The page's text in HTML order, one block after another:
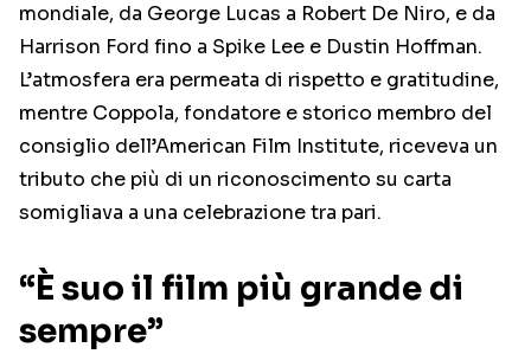
mondiale, da George Lucas a Robert De Niro, e da
Harrison Ford fino a Spike Lee e Dustin Hoffman.
L’atmosfera era permeata di rispetto e gratitudine,
mentre Coppola, fondatore e storico membro del
consiglio dell’American Film Institute, riceveva un
tributo che più di un riconoscimento su carta
somigliava a una celebrazione tra pari.
“È suo il film più grande di
sempre”